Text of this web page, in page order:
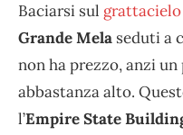
Baciarsi sul grattacielo
Grande Mela seduti a
non ha prezzo, anzi un
abbastanza alto.
l’Empire State